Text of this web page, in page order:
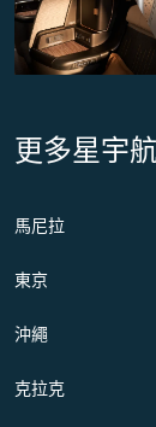
更多星宇
馬尼拉
東京
沖繩
克拉克